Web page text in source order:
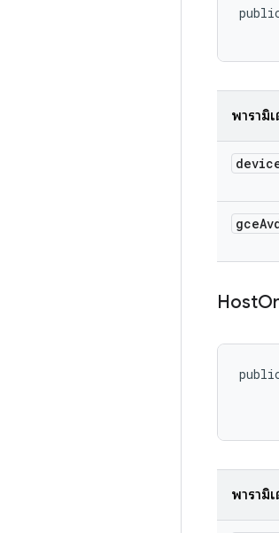
พารามิ
gce
Host
พารามิ